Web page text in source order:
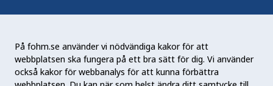
På fohm.se använder vi nödvändiga kakor för att
webbplatsen ska fungera på ett bra sätt för dig. Vi använder
också kakor för webbanalys för att kunna förbättra
Folkhälsomyndigheten (Fohm) är en nationell
kunskapsmyndighet som arbetar för en bättre